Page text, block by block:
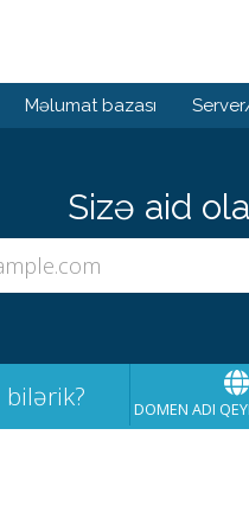
Məlumat bazası
Sizə aid
bilərik? DOMEN ADI